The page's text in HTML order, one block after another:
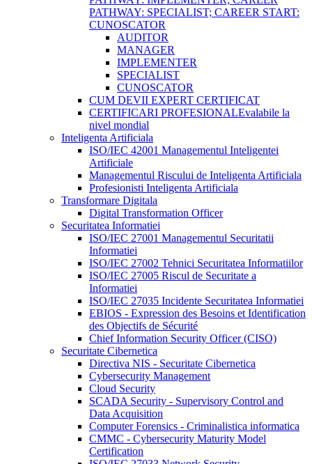
PATHWAY: SPECIALIST; CAREER START:
CUNOSCATOR
AUDITOR
MANAGER
IMPLEMENTER
SPECIALIST
CUNOSCATOR
CUM DEVII EXPERT CERTIFICAT
CERTIFICARI PROFESIONALEvalabile la
nivel mondial
Inteligenta Artificiala
ISO/IEC 42001 Managementul Inteligentei
Artificiale
Managementul Riscului de Inteligenta Artificiala
Profesionisti Inteligenta Artificiala
Transformare Digitala
Digital Transformation Officer
Securitatea Informatiei
ISO/IEC 27001 Managementul Securitatii
Informatiei
ISO/IEC 27002 Tehnici Securitatea Informatiilor
ISO/IEC 27005 Riscul de Securitate a
Informatiei
ISO/IEC 27035 Incidente Securitatea Informatiei
EBIOS - Expression des Besoins et Identification
des Objectifs de Sécurité
Chief Information Security Officer (CISO)
Securitate Cibernetica
Directiva NIS - Securitate Cibernetica
Cybersecurity Management
Cloud Security
SCADA Security - Supervisory Control and
Data Acquisition
Computer Forensics - Criminalistica informatica
CMMC - Cybersecurity Maturity Model
Certification